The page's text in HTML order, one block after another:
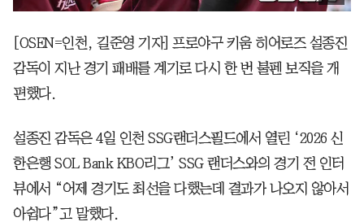
[OSEN=인천, 길준영 기자] 프로야구 키움 히어로즈 설종진
감독이 지난 경기 패배를 계기로 다시 한 번 불펜 보직을 개
편했다.
설종진 감독은 4일 인천 SSG랜더스필드에서 열린 ‘2026 신
한은행 SOL Bank KBO리그’ SSG 랜더스와의 경기 전 인터
뷰에서 “어제 경기도 최선을 다했는데 결과가 나오지 않아서
아쉽다”고 말했다.